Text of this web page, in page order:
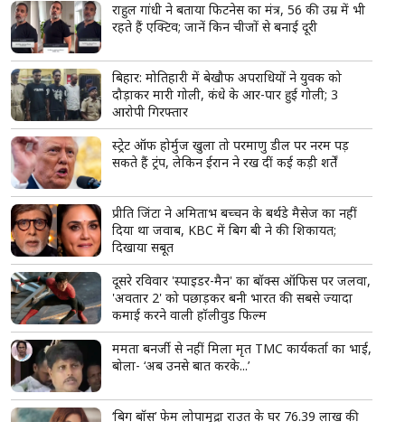
राहुल गांधी ने बताया फिटनेस का मंत्र, 56 की उम्र में भी
रहते हैं एक्टिव; जानें किन चीजों से बनाई दूरी
बिहार: मोतिहारी में बेखौफ अपराधियों ने युवक को
दौड़ाकर मारी गोली, कंधे के आर-पार हुई गोली; 3
आरोपी गिरफ्तार
स्ट्रेट ऑफ होर्मुज खुला तो परमाणु डील पर नरम पड़
सकते हैं ट्रंप, लेकिन ईरान ने रख दीं कई कड़ी शर्तें
प्रीति जिंटा ने अमिताभ बच्चन के बर्थडे मैसेज का नहीं
दिया था जवाब, KBC में बिग बी ने की शिकायत;
दिखाया सबूत
दूसरे रविवार 'स्पाइडर-मैन' का बॉक्स ऑफिस पर जलवा,
'अवतार 2' को पछाड़कर बनी भारत की सबसे ज्यादा
कमाई करने वाली हॉलीवुड फिल्म
ममता बनर्जी से नहीं मिला मृत TMC कार्यकर्ता का भाई,
बोला- ‘अब उनसे बात करके...’
‘बिग बॉस’ फेम लोपामुद्रा राउत के घर 76.39 लाख की